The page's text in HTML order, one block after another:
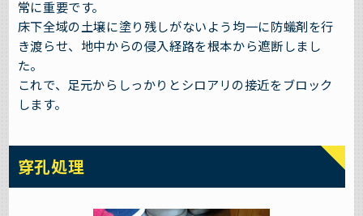
常に重要です。
床下全域の土壌に塗り残しがないよう均一に防蟻剤を行
き渡らせ、地中からの侵入経路を根本から遮断しまし
た。
これで、足元からしっかりとシロアリの接近をブロック
します。
穿孔処理